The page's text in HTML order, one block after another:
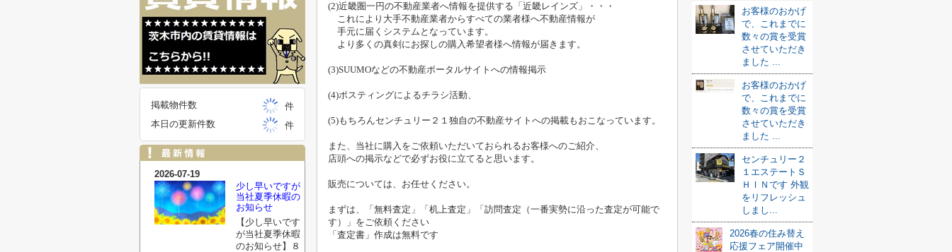
(2)近畿圏一円の不動産業者へ情報を提供する「近畿レインズ」・・・
これにより大手不動産業者からすべての業者様へ不動産情報が
手元に届くシステムとなっています。
より多くの真剣にお探しの購入希望者様へ情報が届きます。
(3)SUUMOなどの不動産ポータルサイトへの情報掲示
(4)ポスティングによるチラシ活動、
(5)もちろんセンチュリー２１独自の不動産サイト への掲載もおこなっています。
また、当社に購入をご依頼いただいておられるお客様へのご紹介、
店頭への掲示などで必ずお役に立てると思います。
販売については、お任せください。
まずは、「無料査定」「机上査定」「訪問査定（一番実勢に沿った査定が可能で
す）」をご依頼ください
「査定書」作成は無料です
お客様のおかげ
で、これまでに
数々の賞を受賞
させていただき
ました ...
お客様のおかげ
で、これまでに
数々の賞を受賞
させていただき
ました ...
センチュリー２
１エステートＳ
ＨＩＮです 外観
をリフレッシュ
しまし...
2026春の住み替え
応援フェア開催中
掲載物件数
件
本日の更新件数
件
2026-07-19
少し早いですが
当社夏季休暇の
お知らせ
【少し早いです
が当社夏季休暇
のお知らせ】８